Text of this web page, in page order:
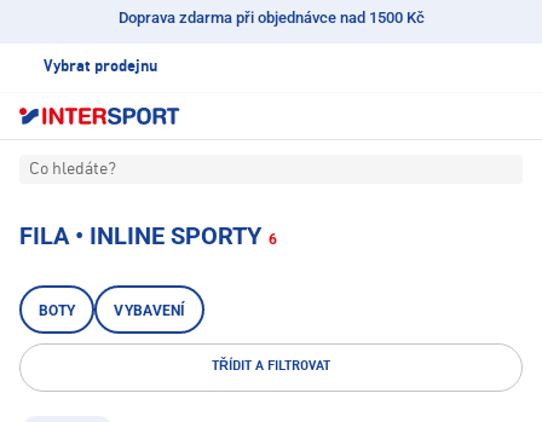
Doprava zdarma při objednávce nad 1500 Kč
Vybrat prodejnu
Co hledáte?
FILA • INLINE SPORTY 6
BOTY VYBAVENÍ
TŘÍDIT A FILTROVAT